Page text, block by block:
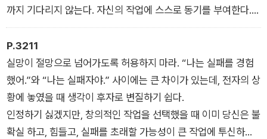
까지 기다리지 않는다. 자신의 작업에 스스로 동기를 부여한다.
멋진 슬로건 따위가 동기를 유발하지는 않는다. 자신이 원하는 바
와 해야 할 일이 어떻게 상호작용하는지 이해하는 순간 의욕이 불
타오르는 것이다. 당신이 최고로 몰입했던 순간들을 떠올릴 때,
그 순간들의 공통점은 무엇인가? 어떻게 하면 당신의 작업에서
그런 순간을 더 많이 만들 수 있을까?
일이 당신에게 동기부여해주기를 기다리지 마라. 스스로 일에 동
기를 부여해야 한다.
P.3211
실망이 절망으로 넘어가도록 허용하지 마라. “나는 실패를 경험
했어.”와 “나는 실패자야.” 사이에는 큰 차이가 있는데, 전자의 상
황에 놓였을 때 생각이 후자로 변질하기 쉽다.
인정하기 싫겠지만, 창의적인 작업을 선택했을 때 이미 당신은 불
확실 하고, 힘들고, 실패를 초래할 가능성이 큰 작업에 투신하기